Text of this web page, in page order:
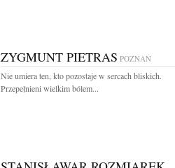
ZYGMUNT PIETRAS POZNAŃ
Nie umiera ten, kto pozostaje w sercach bliskich.
Przepełnieni wielkim bólem...